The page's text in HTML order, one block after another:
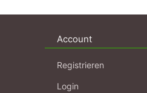
Account
Registrieren
Login